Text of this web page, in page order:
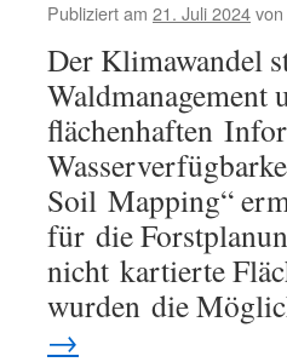
Publiziert am 21. Juli 2024von
Der Klimawandel
Waldmanagement
flächenhaften
Soil Mapping“
für die
nicht kartierte
wurden die
→